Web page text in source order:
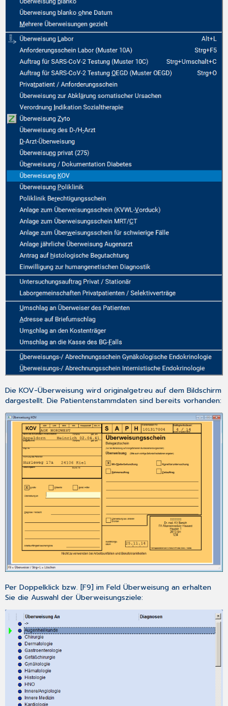
Die KOV-Überweisung wird originalgetreu auf dem Bildschirm
dargestellt. Die Patientenstammdaten sind bereits vorhanden:
Per Doppelklick bzw. [F9] im Feld Überweisung an erhalten
Sie die Auswahl der Überweisungsziele: